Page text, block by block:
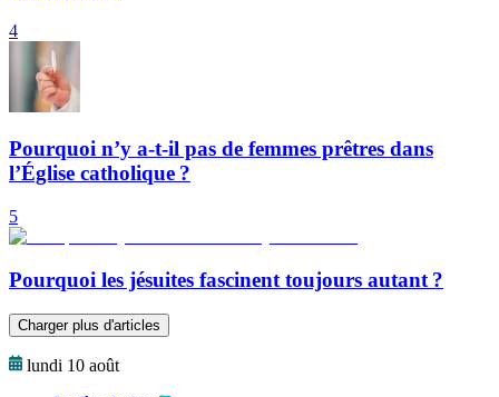
4
Pourquoi n’y a-t-il pas de femmes prêtres dans
l’Église catholique ?
5
Pourquoi les jésuites fascinent toujours autant ?
Charger plus d'articles
lundi 10 août